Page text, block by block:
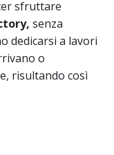
sfruttare
senza
dedicarsi a lavori
o
risultando così